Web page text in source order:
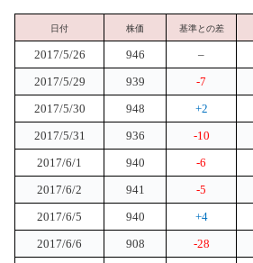
日付 株価 基準との差
2017/5/26 946 –
2017/5/29 939 -7
2017/5/30
948 +2
2017/5/31
936 -10
2017/6/1
940 -6
2017/6/2
941 -5
2017/6/5
940 +4
2017/6/6
908 -28